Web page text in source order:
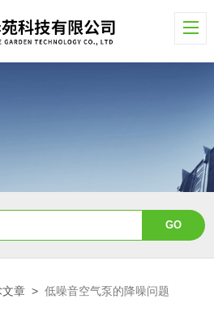
文章 >低噪音空气泵的降噪问题